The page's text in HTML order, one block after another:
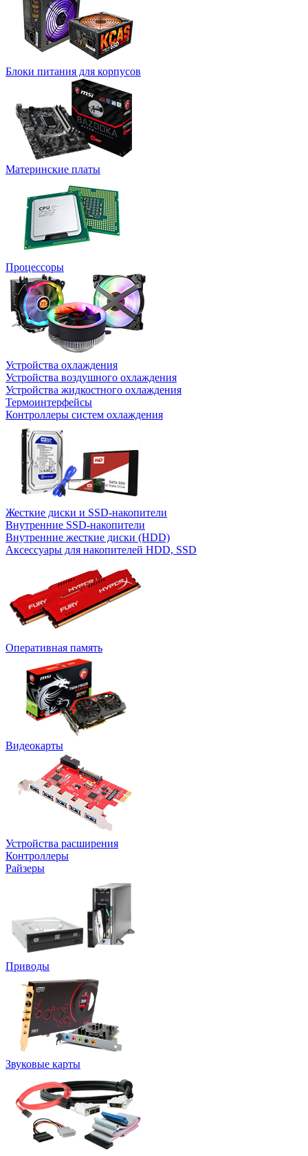
Блоки питания для корпусов
Материнские платы
Процессоры
Устройства охлаждения
Устройства воздушного охлаждения
Устройства жидкостного охлаждения
Термоинтерфейсы
Контроллеры систем охлаждения
Жесткие диски и SSD-накопители
Внутренние SSD-накопители
Внутренние жесткие диски (HDD)
Аксессуары для накопителей HDD, SSD
Оперативная память
Видеокарты
Устройства расширения
Контроллеры
Райзеры
Приводы
Звуковые карты